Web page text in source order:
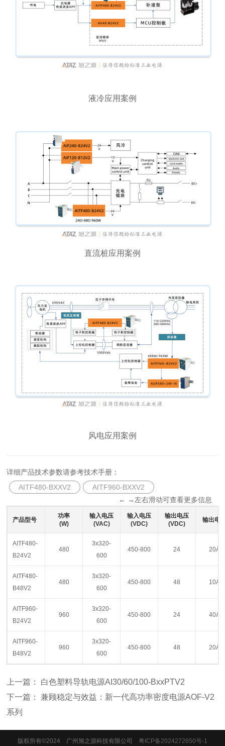
液冷应用案例
直流桩应用案例
风电应用案例
详细产品技术参数请参考技术手册：
AITF480-BXXV2
AITF960-BXXV2
← →左右滑动可查看更多信息
产品型号
功率
(W)
输入电压
(VAC)
输入电压
(VDC)
输出电压
(VDC)
输出电
AITF480-
B24V2
480
3x320-
600
450-800 24 20A
AITF480-
B48V2
480
3x320-
600
450-800 48 10A
AITF960-
B24V2
960
3x320-
600
450-800 24 40A
AITF960-
B48V2
960
3x320-
600
450-800 48 20A
上一篇： 白色塑料导轨电源AI30/60/100-BxxPTV2
下一篇：兼顾稳定与效益：新一代高功率密度电源AOF-V2
系列
版权所有©2024 广州旭之源科技有限公司 粤ICP备2024272650号-1